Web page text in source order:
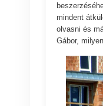
mindent
olvasni és
Gábor,